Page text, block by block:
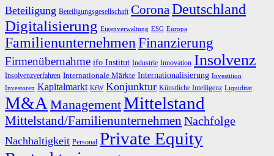
Beteiligung Beteiligungsgesellschaft CoronaDeutschland
Digitalisierung Eigenverwaltung ESG Europa
Familienunternehmen Finanzierung
Firmenübernahme ifo Institut Industrie Innovation Insolvenz
Insolvenzverfahren Internationale Märkte Internationalisierung Investition
Investoren Kapitalmarkt KfW Konjunktur Künstliche Intelligenz Liquidität
M&A ManagementMittelstand
Mittelstand/Familienunternehmen Nachfolge
Nachhaltigkeit Personal Private Equity